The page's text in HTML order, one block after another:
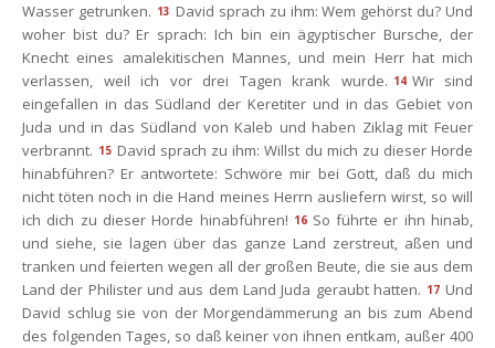
Wasser getrunken. 13 David sprach zu ihm: Wem gehörst du? Und
woher bist du? Er sprach: Ich bin ein ägyptischer Bursche, der
Knecht eines amalekitischen Mannes, und mein Herr hat mich
verlassen, weil ich vor drei Tagen krank wurde. 14 Wir sind
eingefallen in das Südland der Keretiter und in das Gebiet von
Juda und in das Südland von Kaleb und haben Ziklag mit Feuer
verbrannt. 15 David sprach zu ihm: Willst du mich zu dieser Horde
hinabführen? Er antwortete: Schwöre mir bei Gott, daß du mich
nicht töten noch in die Hand meines Herrn ausliefern wirst, so will
ich dich zu dieser Horde hinabführen! 16 So führte er ihn hinab,
und siehe, sie lagen über das ganze Land zerstreut, aßen und
tranken und feierten wegen all der großen Beute, die sie aus dem
Land der Philister und aus dem Land Juda geraubt hatten. 17 Und
David schlug sie von der Morgendämmerung an bis zum Abend
des folgenden Tages, so daß keiner von ihnen entkam, außer 400